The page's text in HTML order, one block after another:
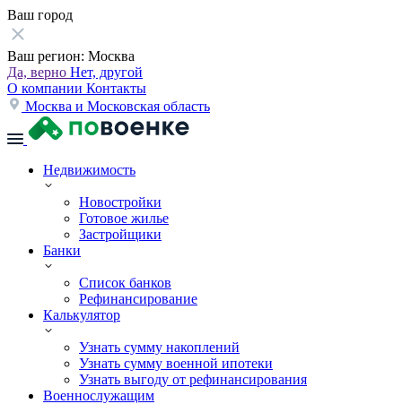
Ваш город
Ваш регион: Москва
Да, верно Нет, другой
О компании Контакты
Москва и Московская область
Недвижимость
Новостройки
Готовое жилье
Застройщики
Банки
Список банков
Рефинансирование
Калькулятор
Узнать сумму накоплений
Узнать сумму военной ипотеки
Узнать выгоду от рефинансирования
Военнослужащим